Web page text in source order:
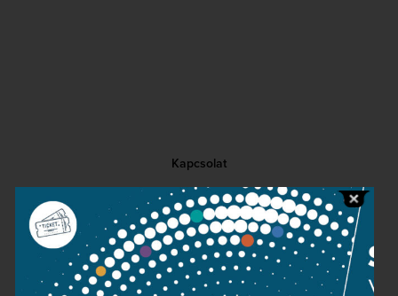
Kapcsolat
Közérdekű adatok
Sajtószoba
Adatvédelem
Impresszum